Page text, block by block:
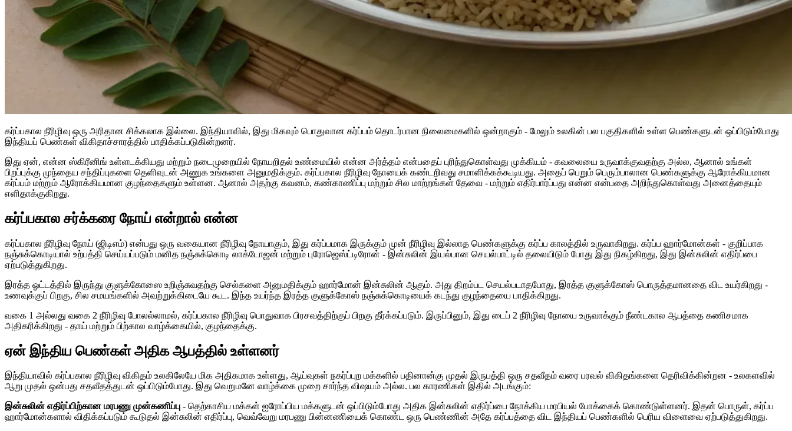
கர்ப்பகால நீரிழிவு ஒரு அரிதான சிக்கலாக இல்லை. இந்தியாவில், இது மிகவும் பொதுவான கர்ப்பம் தொடர்பான நிலைமைகளில் ஒன்றாகும் - மேலும் உலகின் பல பகுதிகளில் உள்ள பெண்களுடன் ஒப்பிடும்போது
இந்தியப் பெண்கள் விகிதாச்சாரத்தில் பாதிக்கப்படுகின்றனர்.
இது ஏன், என்ன ஸ்கிரீனிங் உள்ளடக்கியது மற்றும் நடைமுறையில் நோயறிதல் உண்மையில் என்ன அர்த்தம் என்பதைப் புரிந்துகொள்வது முக்கியம் - கவலையை உருவாக்குவதற்கு அல்ல, ஆனால் உங்கள்
பிறப்புக்கு முந்தைய சந்திப்புகளை தெளிவுடன் அணுக உங்களை அனுமதிக்கும். கர்ப்பகால நீரிழிவு நோயைக் கண்டறிவது சமாளிக்கக்கூடியது. அதைப் பெறும் பெரும்பாலான பெண்களுக்கு ஆரோக்கியமான
கர்ப்பம் மற்றும் ஆரோக்கியமான குழந்தைகளும் உள்ளன. ஆனால் அதற்கு கவனம், கண்காணிப்பு மற்றும் சில மாற்றங்கள் தேவை - மற்றும் எதிர்பார்ப்பது என்ன என்பதை அறிந்துகொள்வது அனைத்தையும்
எளிதாக்குகிறது.
கர்ப்பகால சர்க்கரை நோய் என்றால் என்ன
கர்ப்பகால நீரிழிவு நோய் (ஜிடிஎம்) என்பது ஒரு வகையான நீரிழிவு நோயாகும், இது கர்ப்பமாக இருக்கும் முன் நீரிழிவு இல்லாத பெண்களுக்கு கர்ப்ப காலத்தில் உருவாகிறது. கர்ப்ப ஹார்மோன்கள் - குறிப்பாக
நஞ்சுக்கொடியால் உற்பத்தி செய்யப்படும் மனித நஞ்சுக்கொடி லாக்டோஜன் மற்றும் புரோஜெஸ்ட்டிரோன் - இன்சுலின் இயல்பான செயல்பாட்டில் தலையிடும் போது இது நிகழ்கிறது, இது இன்சுலின் எதிர்ப்பை
ஏற்படுத்துகிறது.
இரத்த ஓட்டத்தில் இருந்து குளுக்கோஸை உறிஞ்சுவதற்கு செல்களை அனுமதிக்கும் ஹார்மோன் இன்சுலின் ஆகும். அது திறம்பட செயல்படாதபோது, ​​இரத்த குளுக்கோஸ் பொருத்தமானதை விட உயர்கிறது -
உணவுக்குப் பிறகு, சில சமயங்களில் அவற்றுக்கிடையே கூட. இந்த உயர்ந்த இரத்த குளுக்கோஸ் நஞ்சுக்கொடியைக் கடந்து குழந்தையை பாதிக்கிறது.
வகை 1 அல்லது வகை 2 நீரிழிவு போலல்லாமல், கர்ப்பகால நீரிழிவு பொதுவாக பிரசவத்திற்குப் பிறகு தீர்க்கப்படும். இருப்பினும், இது டைப் 2 நீரிழிவு நோயை உருவாக்கும் நீண்டகால ஆபத்தை கணிசமாக
அதிகரிக்கிறது - தாய் மற்றும் பிற்கால வாழ்க்கையில், குழந்தைக்கு.
ஏன் இந்திய பெண்கள் அதிக ஆபத்தில் உள்ளனர்
இந்தியாவில் கர்ப்பகால நீரிழிவு விகிதம் உலகிலேயே மிக அதிகமாக உள்ளது, ஆய்வுகள் நகர்ப்புற மக்களில் பதினான்கு முதல் இருபத்தி ஒரு சதவீதம் வரை பரவல் விகிதங்களை தெரிவிக்கின்றன - உலகளவில்
ஆறு முதல் ஒன்பது சதவீதத்துடன் ஒப்பிடும்போது. இது வெறுமனே வாழ்க்கை முறை சார்ந்த விஷயம் அல்ல. பல காரணிகள் இதில் அடங்கும்:
இன்சுலின் எதிர்ப்பிற்கான மரபணு முன்கணிப்பு - தெற்காசிய மக்கள் ஐரோப்பிய மக்களுடன் ஒப்பிடும்போது அதிக இன்சுலின் எதிர்ப்பை நோக்கிய மரபியல் போக்கைக் கொண்டுள்ளனர். இதன் பொருள், கர்ப்ப
ஹார்மோன்களால் விதிக்கப்படும் கூடுதல் இன்சுலின் எதிர்ப்பு, வெவ்வேறு மரபணு பின்னணியைக் கொண்ட ஒரு பெண்ணின் அதே கர்ப்பத்தை விட இந்தியப் பெண்களில் பெரிய விளைவை ஏற்படுத்துகிறது.